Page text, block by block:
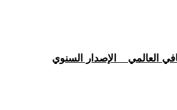
العالمي _ الإصدار السنوي